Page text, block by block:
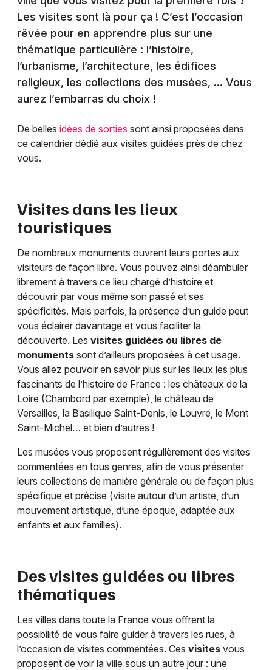
Les visites sont là pour ça ! C’est l’occasion
rêvée pour en apprendre plus sur une
thématique particulière : l’histoire,
l’urbanisme, l’architecture, les édifices
religieux, les collections des musées, … Vous
aurez l’embarras du choix !
De belles idées de sorties sont ainsi proposées dans
ce calendrier dédié aux visites guidées près de chez
vous.
Visites dans les lieux
touristiques
De nombreux monuments ouvrent leurs portes aux
visiteurs de façon libre. Vous pouvez ainsi déambuler
librement à travers ce lieu chargé d’histoire et
découvrir par vous même son passé et ses
spécificités. Mais parfois, la présence d’un guide peut
vous éclairer davantage et vous faciliter la
découverte. Les visites guidées ou libres de
monuments sont d’ailleurs proposées à cet usage.
Vous allez pouvoir en savoir plus sur les lieux les plus
fascinants de l’histoire de France : les châteaux de la
Loire (Chambord par exemple), le château de
Versailles, la Basilique Saint-Denis, le Louvre, le Mont
Saint-Michel… et bien d’autres !
Les musées vous proposent régulièrement des visites
commentées en tous genres, afin de vous présenter
leurs collections de manière générale ou de façon plus
spécifique et précise (visite autour d’un artiste, d’un
mouvement artistique, d’une époque, adaptée aux
enfants et aux familles).
Des visites guidées ou libres
thématiques
Les villes dans toute la France vous offrent la
possibilité de vous faire guider à travers les rues, à
l’occasion de visites commentées. Ces visites vous
proposent de voir la ville sous un autre jour : une